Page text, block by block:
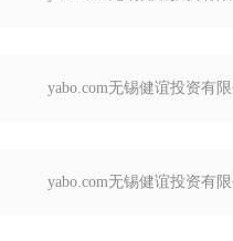
yabo.com无锡健谊投资有限
yabo.com无锡健谊投资有限